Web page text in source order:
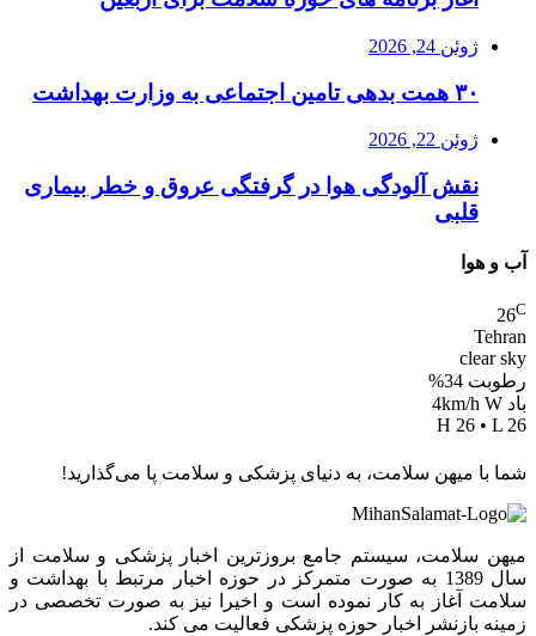
ژوئن 24, 2026
۳۰ همت بدهی تامین اجتماعی به وزارت بهداشت
ژوئن 22, 2026
نقش آلودگی هوا در گرفتگی عروق و خطر بیماری
قلبی
آب و هوا
26C
Tehran
clear sky
رطوبت 34%
باد 4km/h W
H 26 • L 26
شما با میهن سلامت، به دنیای پزشکی و سلامت پا می‌گذارید!
میهن سلامت، سیستم جامع بروزترین اخبار پزشکی و سلامت از
سال 1389 به صورت متمرکز در حوزه اخبار مرتبط با بهداشت و
سلامت آغاز به کار نموده است و اخیرا نیز به صورت تخصصی در
زمینه بازنشر اخبار حوزه پزشکی فعالیت می کند.